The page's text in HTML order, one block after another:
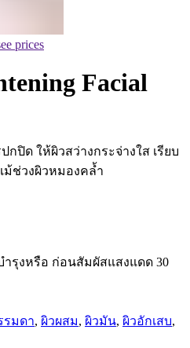
prices
Facial
ปิด ให้ผิวสว่างกระจ่างใส เรียบ
ม้ช่วงผิวหมองคล้ำ
รุงหรือ ก่อนสัมผัสแสงแดด 30
รมดา, ผิวผสม, ผิวมัน, ผิวอักเสบ,